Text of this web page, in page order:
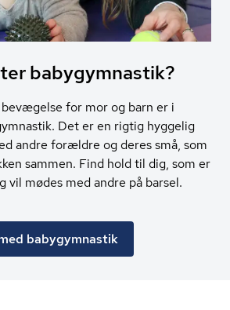
babygymnastik?
for mor og barn er i
Det er en rigtig hyggelig
andre forældre og deres små, som
sammen. Find hold til dig, som er
mødes med andre på barsel.
babygymnastik